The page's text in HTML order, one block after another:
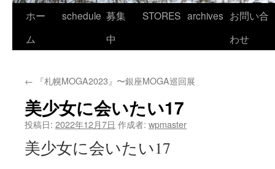
ン
ツ
へ
ス
ホー
ム
schedule 募集
中
STORES archives お問い合
わせ
← 『札幌MOGA2023』〜銀座MOGA巡回展
美少女に会いたい17
投稿日: 2022年12月7日 作成者: wpmaster
美少女に会いたい17